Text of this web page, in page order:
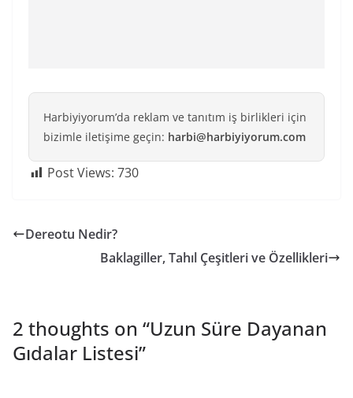
Harbiyiyorum’da reklam ve tanıtım iş birlikleri için
bizimle iletişime geçin: harbi@harbiyiyorum.com
Post Views: 730
Dereotu Nedir?
Baklagiller, Tahıl Çeşitleri ve Özellikleri
2 thoughts on “Uzun Süre Dayanan
Gıdalar Listesi”